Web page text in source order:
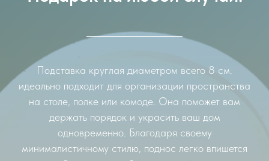
Подставка круглая диаметром всего 8 см.
идеально подходит для организации пространства
на столе, полке или комоде. Она поможет вам
держать порядок и украсить ваш дом
одновременно. Благодаря своему
минималистичному стилю, поднос легко впишется